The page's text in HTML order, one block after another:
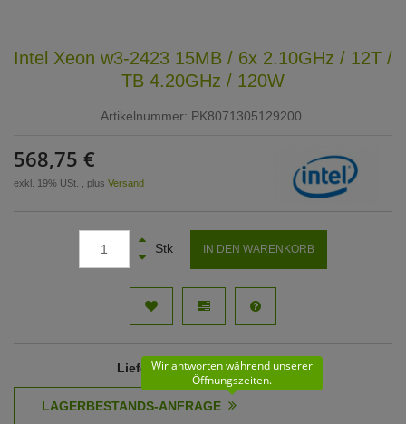
Intel Xeon w3-2423 15MB / 6x 2.10GHz / 12T /
TB 4.20GHz / 120W
Artikelnummer: PK8071305129200
568,75 €
exkl. 19% USt. , plus Versand
Stk IN DEN WARENKORB
Lieferzeit: 61 - 62 Werktage
Wir antworten während unserer
Öffnungszeiten.